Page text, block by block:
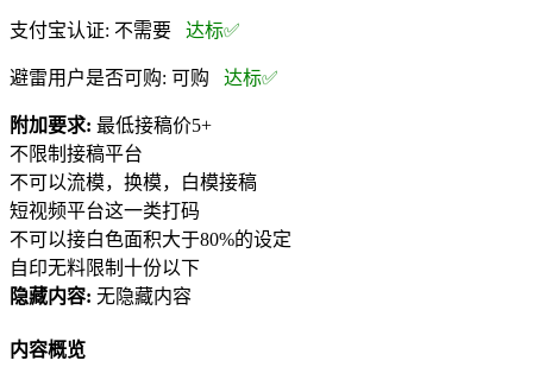
支付宝认证: 不需要 达标✅
避雷用户是否可购: 可购 达标✅
附加要求: 最低接稿价5+
不限制接稿平台
不可以流模，换模，白模接稿
短视频平台这一类打码
不可以接白色面积大于80%的设定
自印无料限制十份以下
隐藏内容: 无隐藏内容
内容概览